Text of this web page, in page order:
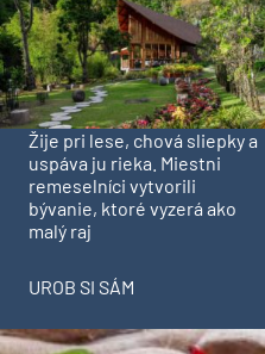
Žije pri lese, chová sliepky a
uspáva ju rieka. Miestni
remeselníci vytvorili
bývanie, ktoré vyzerá ako
malý raj
UROB SI SÁM